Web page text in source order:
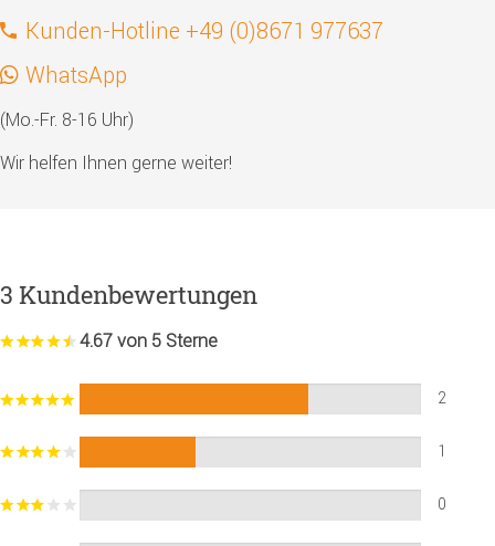
Kunden-Hotline +49 (0)8671 977637
WhatsApp
(Mo.-Fr. 8-16 Uhr)
Wir helfen Ihnen gerne weiter!
3 Kundenbewertungen
4.67 von 5 Sterne
2
1
0